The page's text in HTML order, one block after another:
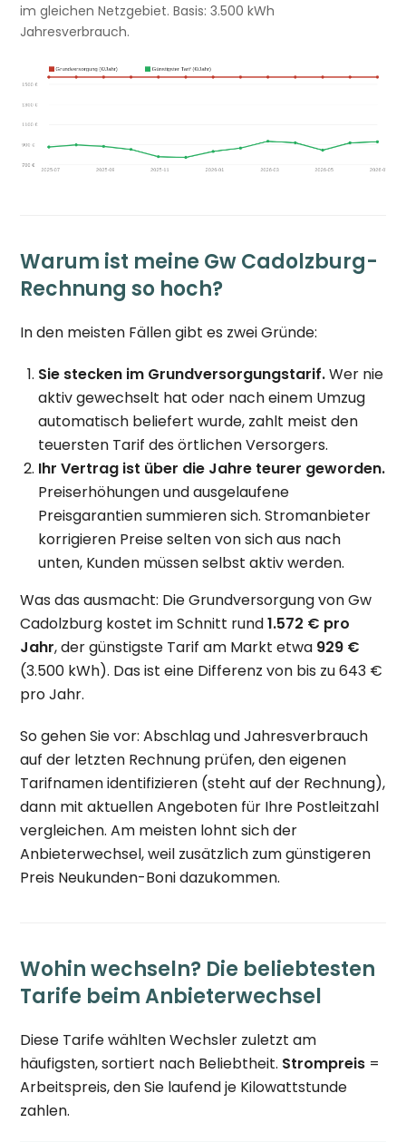
im gleichen Netzgebiet. Basis: 3.500 kWh
Jahresverbrauch.
Warum ist meine Gw Cadolzburg-
Rechnung so hoch?
In den meisten Fällen gibt es zwei Gründe:
Sie stecken im Grundversorgungstarif.Wer nie
aktiv gewechselt hat oder nach einem Umzug
automatisch beliefert wurde, zahlt meist den
teuersten Tarif des örtlichen Versorgers.
Ihr Vertrag ist über die Jahre teurer geworden.
Preiserhöhungen und ausgelaufene
Preisgarantien summieren sich. Stromanbieter
korrigieren Preise selten von sich aus nach
unten, Kunden müssen selbst aktiv werden.
Was das ausmacht: Die Grundversorgung von Gw
Cadolzburg kostet im Schnitt rund1.572 € pro
Jahr, der günstigste Tarif am Markt etwa 929 €
(3.500 kWh). Das ist eine Differenz von bis zu 643 €
pro Jahr.
So gehen Sie vor: Abschlag und Jahresverbrauch
auf der letzten Rechnung prüfen, den eigenen
Tarifnamen identifizieren (steht auf der Rechnung),
dann mit aktuellen Angeboten für Ihre Postleitzahl
vergleichen. Am meisten lohnt sich der
Anbieterwechsel, weil zusätzlich zum günstigeren
Preis Neukunden-Boni dazukommen.
Wohin wechseln? Die beliebtesten
Tarife beim Anbieterwechsel
Diese Tarife wählten Wechsler zuletzt am
häufigsten, sortiert nach Beliebtheit. Strompreis =
Arbeitspreis, den Sie laufend je Kilowattstunde
zahlen.